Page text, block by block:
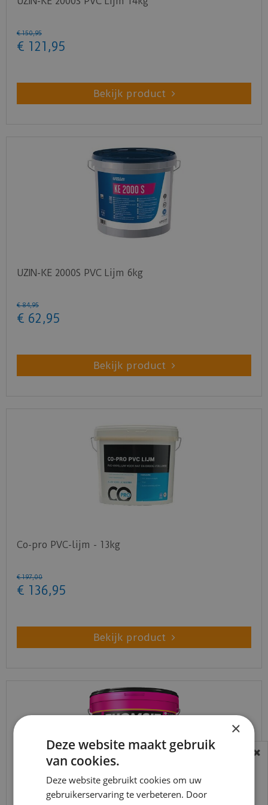
Verbruik: circa 1 tube per 3 plinten staven van 2,4
voor het veiligheidsblad.
€ 150,95
€ 121 ,95
Bekijk product
UZIN-KE 2000S PVC Lijm 6kg
€ 84,95
€ 62 ,95
Bekijk product
Co-pro PVC-lijm - 13kg
€ 197,00
€ 136,95
Bekijk product
BEREIKBAARHEID
In verband met de vakantie periode zijn wij
t/m 14 augustus telefonisch helaas niet
×
Deze website maakt gebruik
van cookies.
Deze website gebruikt cookies om uw
gebruikerservaring te verbeteren. Door